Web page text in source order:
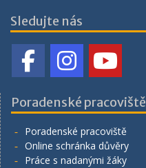
Sledujte nás
Poradenské pracoviště
Poradenské pracoviště
Online schránka důvěry
Práce s nadanými žáky